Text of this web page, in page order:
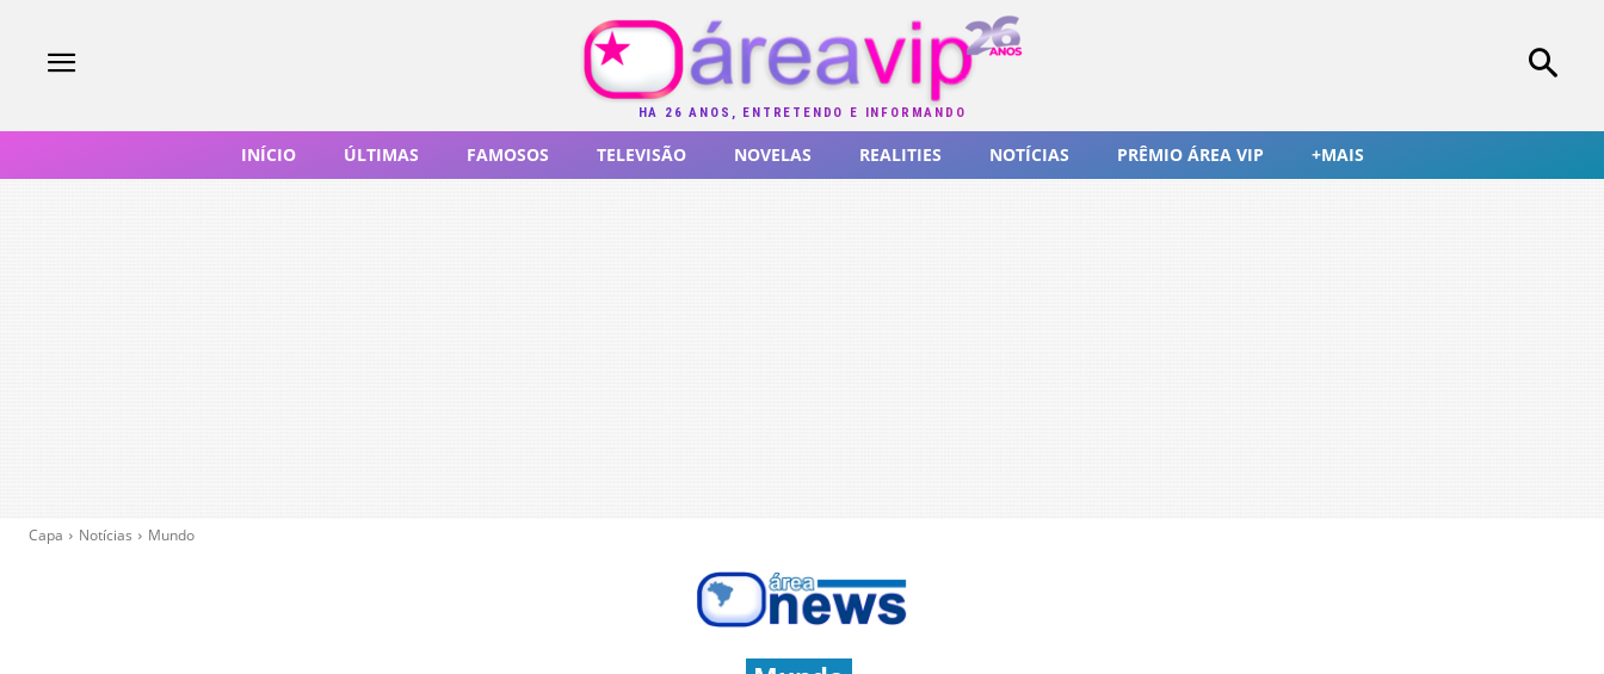
HÁ 26 ANOS, ENTRETENDO E INFORMANDO
INÍCIO ÚLTIMAS FAMOSOS TELEVISÃO NOVELAS REALITIES NOTÍCIAS PRÊMIO ÁREA VIP +MAIS
Capa Notícias Mundo